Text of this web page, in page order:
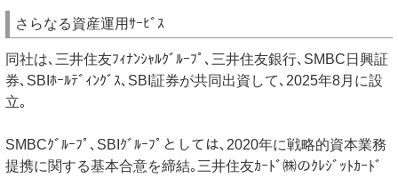
さらなる資産運用ｻｰﾋﾞｽ
同社は､三井住友ﾌｨﾅﾝｼｬﾙｸﾞﾙｰﾌﾟ､三井住友銀行､SMBC日興証
券､SBIﾎｰﾙﾃﾞｨﾝｸﾞｽ､SBI証券が共同出資して､2025年8月に設
立｡
SMBCｸﾞﾙｰﾌﾟ､SBIｸﾞﾙｰﾌﾟとしては､2020年に戦略的資本業務
提携に関する基本合意を締結｡三井住友ｶｰﾄﾞ㈱のｸﾚｼﾞｯﾄｶｰﾄﾞ